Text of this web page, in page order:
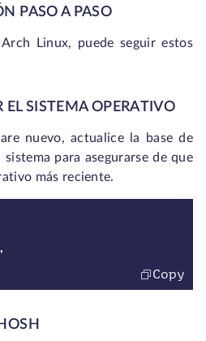
PASO A PASO
Linux, puede seguir estos
EL SISTEMA OPERATIVO
nuevo, actualice la base de
para asegurarse de que
más reciente.
Copy